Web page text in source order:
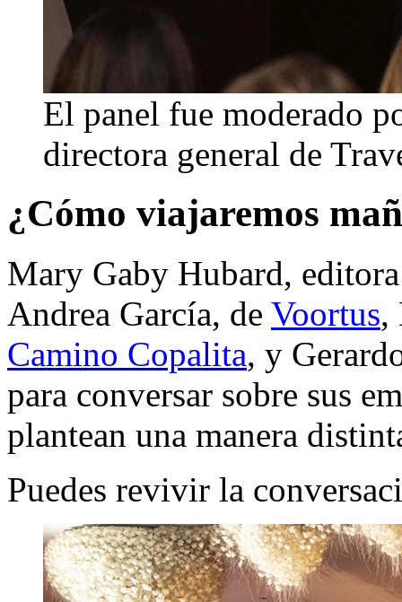
El panel fue moderado
directora general de
¿Cómo viajaremos
Mary Gaby Hubard,
Andrea García, de Voortus,
Camino Copalita, y
para conversar sobre sus
plantean una manera
Puedes revivir la